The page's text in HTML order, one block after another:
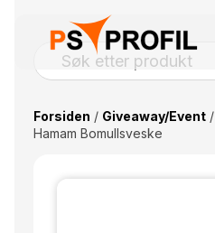
Forsiden / Giveaway/Event/
Hamam Bomullsveske